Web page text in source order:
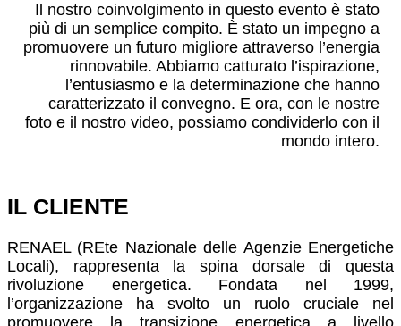
Il nostro coinvolgimento in questo evento è stato
più di un semplice compito. È stato un impegno a
promuovere un futuro migliore attraverso l’energia
rinnovabile. Abbiamo catturato l’ispirazione,
l’entusiasmo e la determinazione che hanno
caratterizzato il convegno. E ora, con le nostre
foto e il nostro video, possiamo condividerlo con il
mondo intero.
IL CLIENTE
RENAEL (REte Nazionale delle Agenzie Energetiche
Locali), rappresenta la spina dorsale di questa
rivoluzione energetica. Fondata nel 1999,
l’organizzazione ha svolto un ruolo cruciale nel